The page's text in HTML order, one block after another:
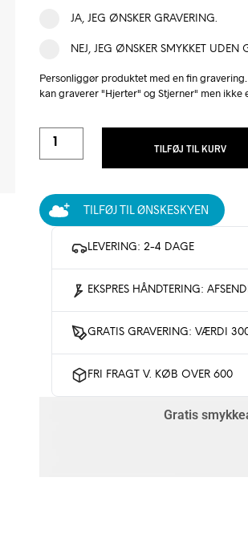
JA, JEG ØNSKER GRAVERING.
NEJ, JEG ØNSKER SMYKKET UDEN
Personliggør produktet med en fin
kan graverer "Hjerter" og Stjerner" men ikke
TILFØJ TIL KURV
TILFØJ TIL ØNSKESKYEN
LEVERING: 2-4 DAGE
EKSPRES HÅNDTERING:
GRATIS GRAVERING: VÆRDI
FRI FRAGT V. KØB OVER 600
Gratis